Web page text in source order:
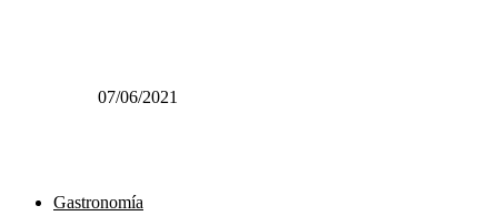
07/06/2021
Gastronomía